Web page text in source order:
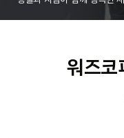
워즈코